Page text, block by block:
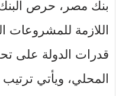
بنك مصر، حرص البنك
اللازمة للمشروعات
قدرات الدولة على
المحلي، ويأتي